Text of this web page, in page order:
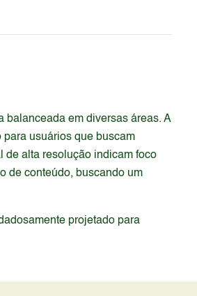
balanceada em diversas áreas. A
usuários que buscam
de alta resolução indicam foco
de conteúdo, buscando um
projetado para